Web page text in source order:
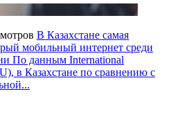
В Казахстане самая
мобильный интернет среди
По данным International
в Казахстане по сравнению с